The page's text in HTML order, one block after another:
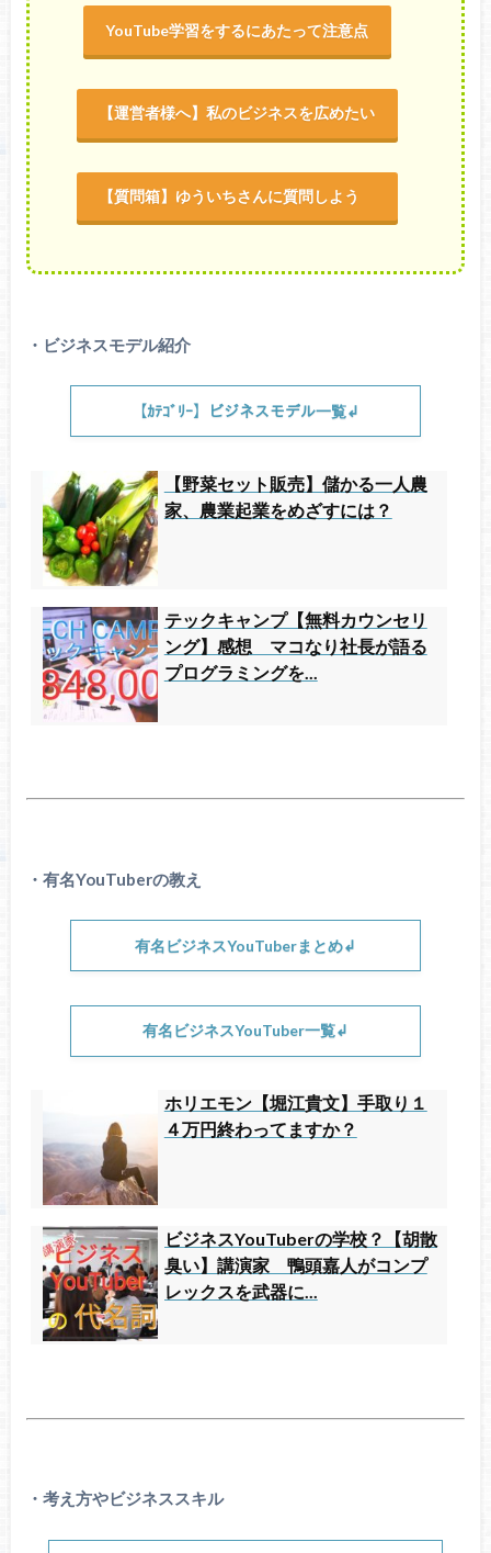
YouTube学習をするにあたって注意点
【運営者様へ】私のビジネスを広めたい
【質問箱】ゆういちさんに質問しよう
・ビジネスモデル紹介
【ｶﾃｺﾞﾘｰ】ビジネスモデル一覧↲
【野菜セット販売】儲かる一人農
家、農業起業をめざすには？
テックキャンプ【無料カウンセリ
ング】感想 マコなり社長が語る
プログラミングを...
・有名YouTuberの教え
有名ビジネスYouTuberまとめ↲
有名ビジネスYouTuber一覧↲
ホリエモン【堀江貴文】手取り１
４万円終わってますか？
ビジネスYouTuberの学校？【胡散
臭い】講演家 鴨頭嘉人がコンプ
レックスを武器に...
・考え方やビジネススキル